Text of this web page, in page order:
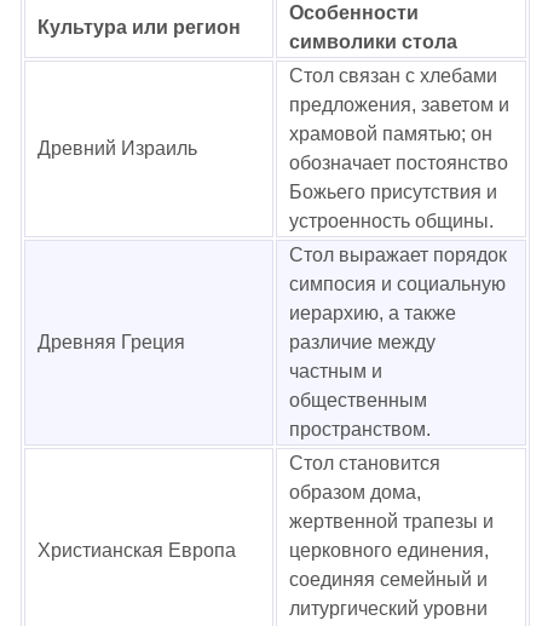
Культура или регион
Особенности
символики стола
Древний Израиль
Стол связан с хлебами
предложения, заветом и
храмовой памятью; он
обозначает постоянство
Божьего присутствия и
устроенность общины.
Древняя Греция
Стол выражает порядок
симпосия и социальную
иерархию, а также
различие между
частным и
общественным
пространством.
Христианская Европа
Стол становится
образом дома,
жертвенной трапезы и
церковного единения,
соединяя семейный и
литургический уровни